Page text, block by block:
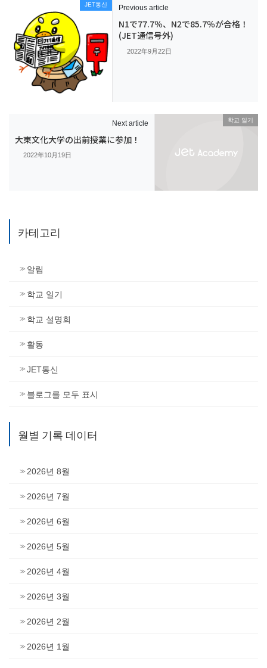
JET통신 Previous article
N1で77.7％、N2で85.7％が合格！
(JET通信号外)
2022年9月22日
학교 일기
Next article
大東文化大学の出前授業に参加！
2022年10月19日
카테고리
알림
학교 일기
학교 설명회
활동
JET통신
블로그를 모두 표시
월별 기록 데이터
2026년 8월
2026년 7월
2026년 6월
2026년 5월
2026년 4월
2026년 3월
2026년 2월
2026년 1월